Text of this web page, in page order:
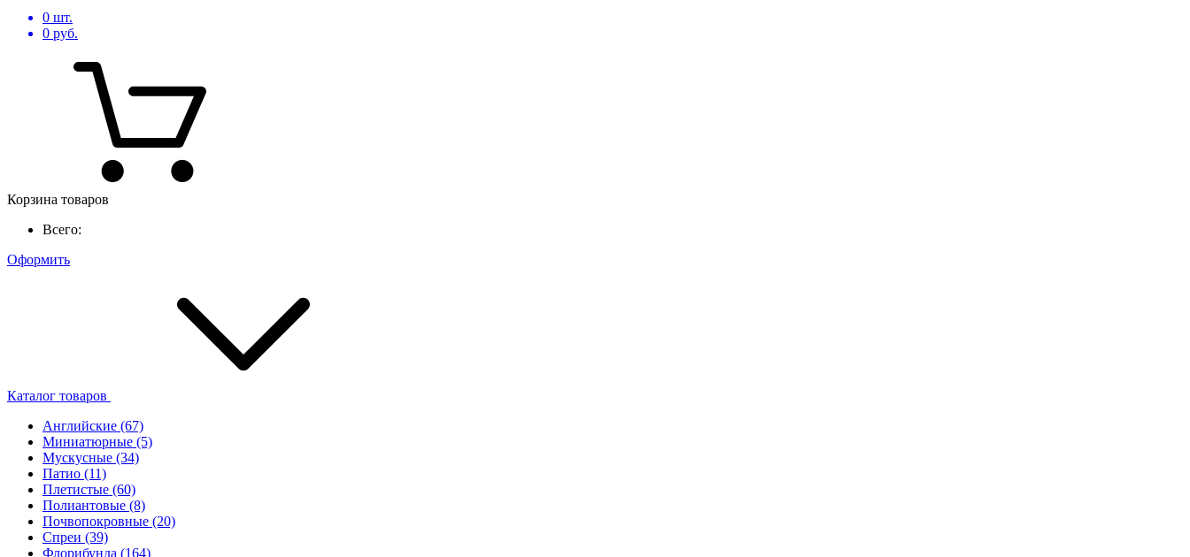
0 шт.
0 руб.
Корзина товаров
Всего:
Оформить
Каталог товаров
Английские (67)
Миниатюрные (5)
Мускусные (34)
Патио (11)
Плетистые (60)
Полиантовые (8)
Почвопокровные (20)
Спреи (39)
Флорибунда (164)